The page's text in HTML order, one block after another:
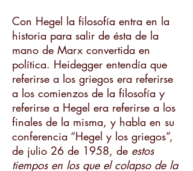
Con Hegel la filosofía entra en la
historia para salir de ésta de la
mano de Marx convertida en
política. Heidegger entendía que
referirse a los griegos era referirse
a los comienzos de la filosofía y
referirse a Hegel era referirse a los
finales de la misma, y habla en su
conferencia “Hegel y los griegos”,
de julio 26 de 1958, de estos
tiempos en los que el colapso de la